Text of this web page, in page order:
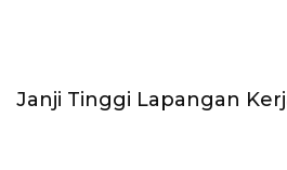
Janji Tinggi Lapangan